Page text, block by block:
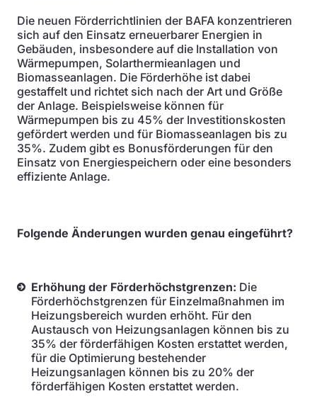
Die neuen Förderrichtlinien der BAFA konzentrieren
sich auf den Einsatz erneuerbarer Energien in
Gebäuden, insbesondere auf die Installation von
Wärmepumpen, Solarthermieanlagen und
Biomasseanlagen. Die Förderhöhe ist dabei
gestaffelt und richtet sich nach der Art und Größe
der Anlage. Beispielsweise können für
Wärmepumpen bis zu 45% der Investitionskosten
gefördert werden und für Biomasseanlagen bis zu
35%. Zudem gibt es Bonusförderungen für den
Einsatz von Energiespeichern oder eine besonders
effiziente Anlage.
Folgende Änderungen wurden genau eingeführt?
Erhöhung der Förderhöchstgrenzen: Die
Förderhöchstgrenzen für Einzelmaßnahmen im
Heizungsbereich wurden erhöht. Für den
Austausch von Heizungsanlagen können bis zu
35% der förderfähigen Kosten erstattet werden,
für die Optimierung bestehender
Heizungsanlagen können bis zu 20% der
förderfähigen Kosten erstattet werden.